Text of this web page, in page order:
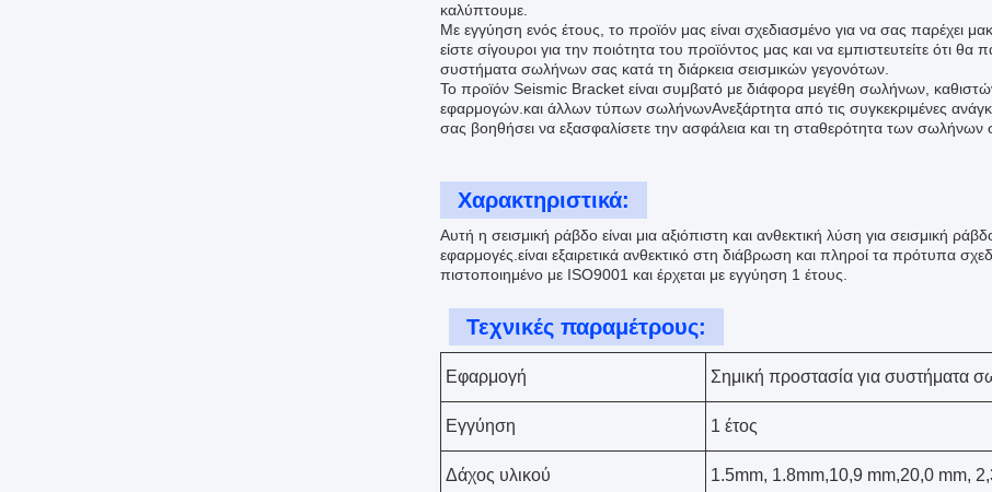
καλύπτουμε.
Με εγγύηση ενός έτους, το προϊόν μας είναι σχεδιασμένο για να σας παρέχει
είστε σίγουροι για την ποιότητα του προϊόντος μας και να εμπιστευτείτε ότι θα
συστήματα σωλήνων σας κατά τη διάρκεια σεισμικών γεγονότων.
Το προϊόν Seismic Bracket είναι συμβατό με διάφορα μεγέθη σωλήνων,
εφαρμογών.και άλλων τύπων σωλήνωνΑνεξάρτητα από τις συγκεκριμένες
σας βοηθήσει να εξασφαλίσετε την ασφάλεια και τη σταθερότητα των σωλήνων
Χαρακτηριστικά:
Αυτή η σεισμική ράβδο είναι μια αξιόπιστη και ανθεκτική λύση για σεισμική
εφαρμογές.είναι εξαιρετικά ανθεκτικό στη διάβρωση και πληροί τα πρότυπα
πιστοποιημένο με ISO9001 και έρχεται με εγγύηση 1 έτους.
Τεχνικές παραμέτρους:
Εφαρμογή Σημική προστασία για συστήματα
Εγγύηση 1 έτος
Δάχος υλικού 1.5mm, 1.8mm,10,9 mm,20,0 mm,